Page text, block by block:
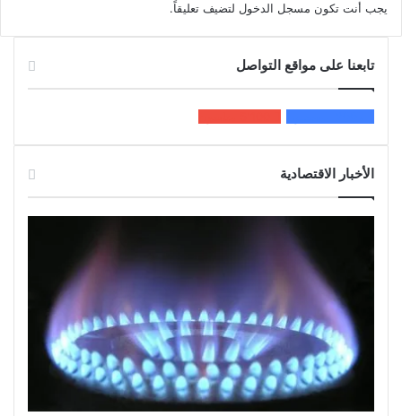
يجب أنت تكون مسجل الدخول لتضيف تعليقاً.
تابعنا على مواقع التواصل
الأخبار الاقتصادية